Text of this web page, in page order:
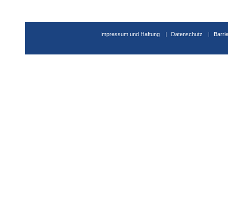
Impressum und Haftung Datenschutz